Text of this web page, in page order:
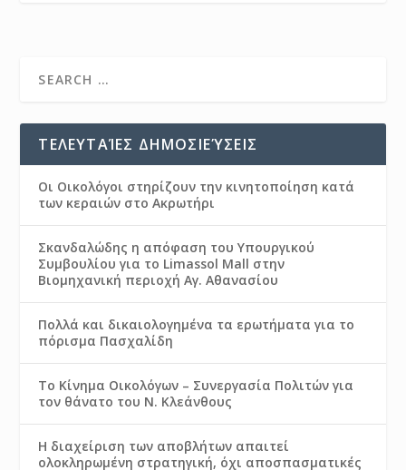
ΤΕΛΕΥΤΑΊΕΣ ΔΗΜΟΣΙΕΎΣΕΙΣ
Οι Οικολόγοι στηρίζουν την κινητοποίηση κατά
των κεραιών στο Ακρωτήρι
Σκανδαλώδης η απόφαση του Υπουργικού
Συμβουλίου για το Limassol Mall στην
Βιομηχανική περιοχή Αγ. Αθανασίου
Πολλά και δικαιολογημένα τα ερωτήματα για το
πόρισμα Πασχαλίδη
Το Κίνημα Οικολόγων – Συνεργασία Πολιτών για
τον θάνατο του Ν. Κλεάνθους
Η διαχείριση των αποβλήτων απαιτεί
ολοκληρωμένη στρατηγική, όχι αποσπασματικές